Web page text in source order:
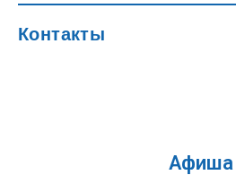
Контакты
Афиша